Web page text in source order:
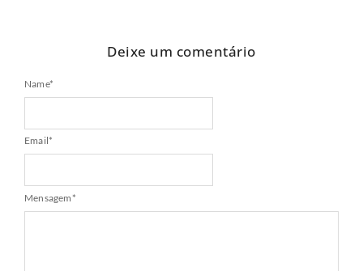
Deixe um comentário
Name*
Email*